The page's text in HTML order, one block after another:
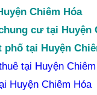
Chiêm Hóa
cư tại Huyện
phố tại Huyện
tại Huyện
Huyện Chiêm Hóa